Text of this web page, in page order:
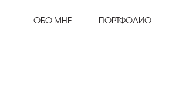
ОБО МНЕ ПОРТФОЛИО